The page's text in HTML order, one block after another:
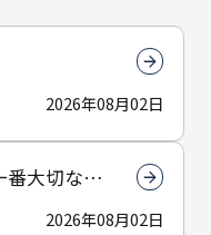
2026年08月02日
大切なん
2026年08月02日